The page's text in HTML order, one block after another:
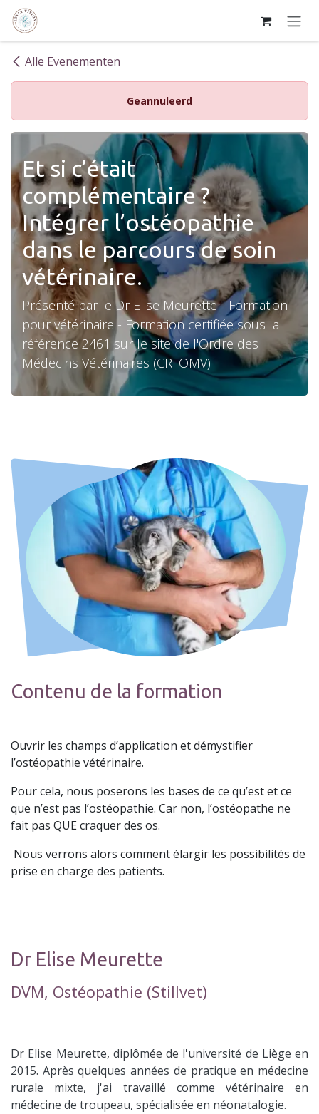
Overslaan naar inhoud
Alle Evenementen
Geannuleerd
Et si c’était
complémentaire ?
Intégrer l’ostéopathie
dans le parcours de soin
vétérinaire.
Présenté par le Dr Elise Meurette - Formation
pour vétérinaire - Formation certifiée sous la
référence 2461 sur le site de l'Ordre des
Médecins Vétérinaires (CRFOMV)
Contenu de la formation
Ouvrir les champs d’application et démystifier
l’ostéopathie vétérinaire.
Pour cela, nous poserons les bases de ce qu’est et ce
que n’est pas l’ostéopathie. Car non, l’ostéopathe ne
fait pas QUE craquer des os.
Nous verrons alors comment élargir les possibilités de
prise en charge des patients.
Dr Elise Meurette
DVM, Ostéopathie (Stillvet)
Dr Elise Meurette, diplômée de l'université de Liège en
2015. Après quelques années de pratique en médecine
rurale mixte, j'ai travaillé comme vétérinaire en
médecine de troupeau, spécialisée en néonatalogie.